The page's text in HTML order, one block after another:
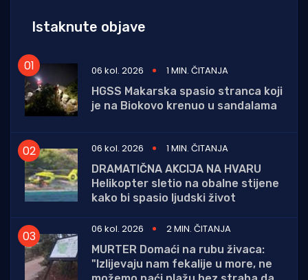
Istaknute objave
06 kol. 2026
1 MIN. ČITANJA
HGSS Makarska spasio stranca koji
je na Biokovo krenuo u sandalama
06 kol. 2026
1 MIN. ČITANJA
DRAMATIČNA AKCIJA NA HVARU
Helikopter sletio na obalne stijene
kako bi spasio ljudski život
06 kol. 2026
2 MIN. ČITANJA
MURTER Domaći na rubu živaca:
"Izlijevaju nam fekalije u more, ne